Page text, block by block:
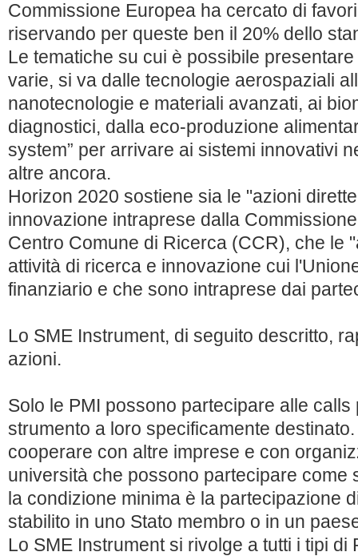
Commissione Europea ha cercato di
riservando per queste ben il 20% dello
Le tematiche su cui è possibile
varie, si va dalle tecnologie aerospaziali
nanotecnologie e materiali avanzati, ai
diagnostici, dalla eco-produzione
system” per arrivare ai sistemi innovativi
altre ancora.
Horizon 2020 sostiene sia le "azioni
innovazione intraprese dalla
Centro Comune di Ricerca (CCR), che le
attività di ricerca e innovazione cui
finanziario e che sono intraprese dai
Lo SME Instrument, di seguito descritto,
azioni.
Solo le PMI possono partecipare alle
strumento a loro specificamente
cooperare con altre imprese e con
università che possono partecipare come
la condizione minima è la partecipazione
stabilito in uno Stato membro o in un
Lo SME Instrument si rivolge a tutti i tipi di